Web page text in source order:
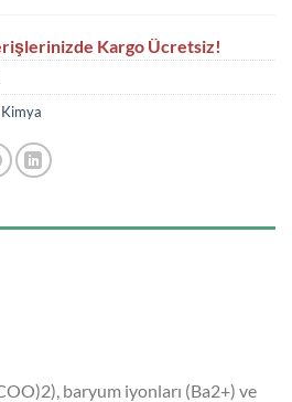
Kargo Ücretsiz!
baryum iyonları (Ba2+) ve